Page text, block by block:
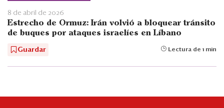
8 de abril de 2026
Estrecho de Ormuz: Irán volvió a bloquear tránsito
de buques por ataques israelíes en Líbano
Guardar Lectura de 1 min